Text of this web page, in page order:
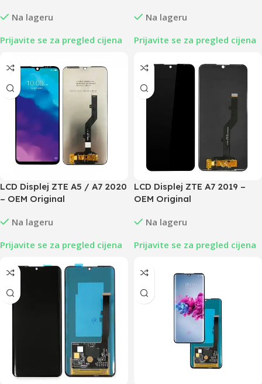
Na lageru
Prijavite se za pregled cijena
Na lageru
Prijavite se za pregled cijena
LCD Displej ZTE A5 / A7 2020
– OEM Original
Na lageru
Prijavite se za pregled cijena
LCD Displej ZTE A7 2019 –
OEM Original
Na lageru
Prijavite se za pregled cijena